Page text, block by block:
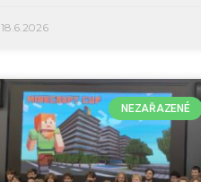
18.6.2026
NEZAŘAZENÉ